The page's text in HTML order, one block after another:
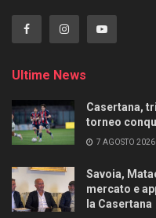
Ultime News
Casertana,
torneo
7 AGOSTO 2026
Savoia,
mercato e
la Casertana